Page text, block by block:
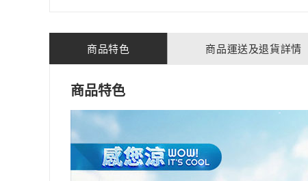
商品特色 商品運送及退貨詳情
商品特色